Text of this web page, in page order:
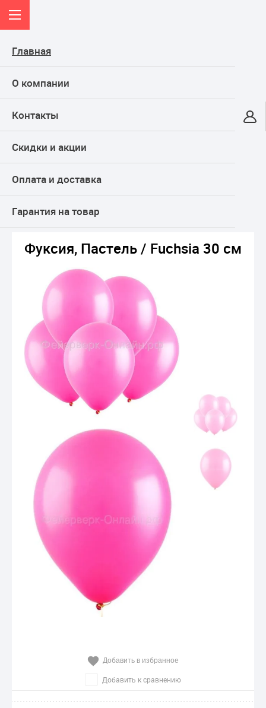
Главная
О компании
Контакты
Скидки и акции
Оплата и доставка
Гарантия на товар
Онлайн-гипермаркет
КАТАЛОГ
Воздушные шары
Латексные шары
Без рисунка
Фуксия, Пастель / Fuchsia 30 см
Фуксия, Пастель / Fuchsia 30 см
Добавить в избранное
Добавить к сравнению